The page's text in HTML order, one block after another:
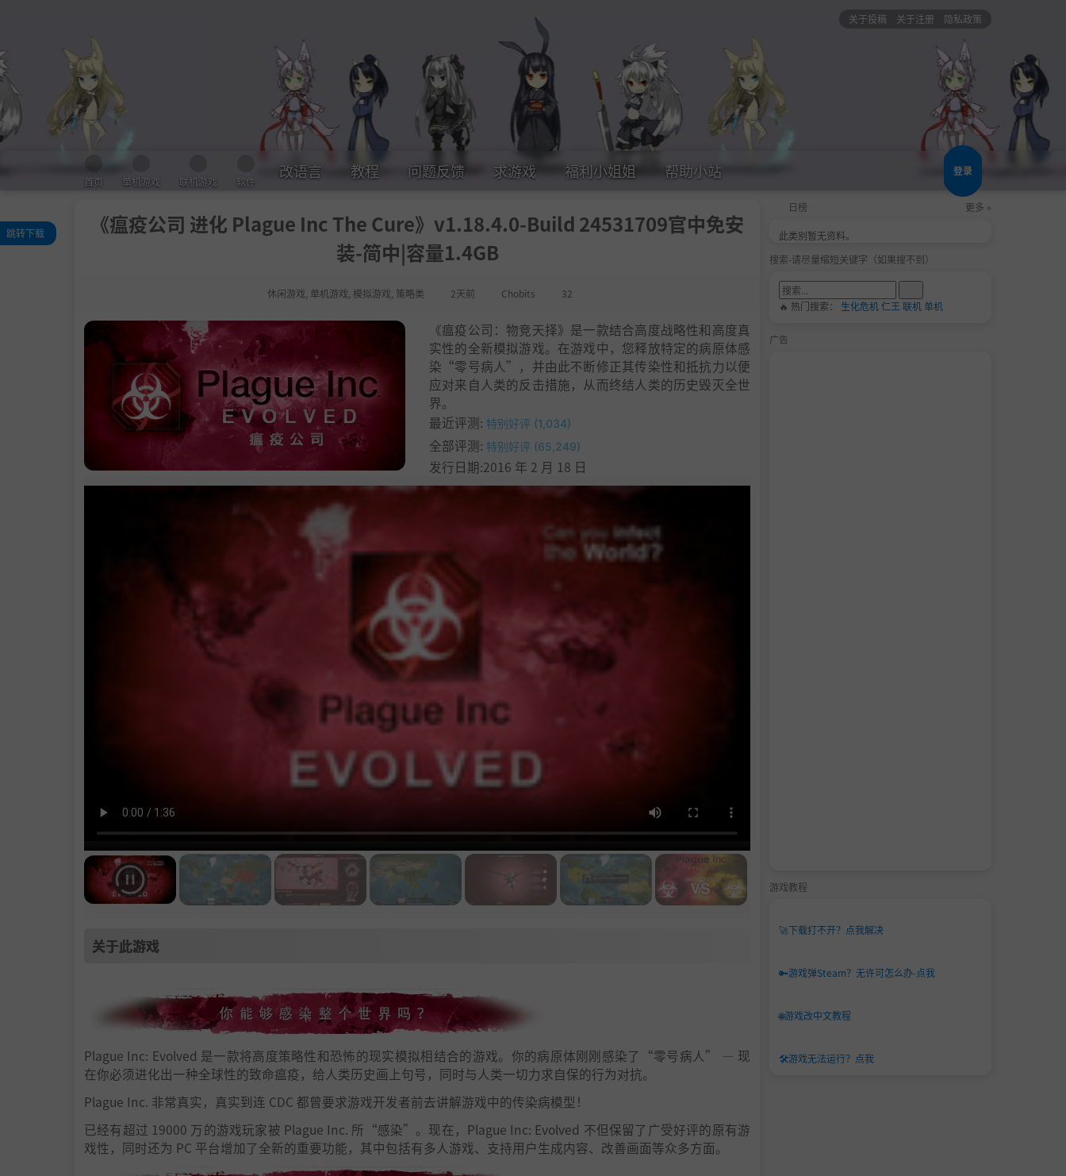
关于投稿 关于注册 隐私政策
首页 单机游戏 联机游戏 软件
改语言 教程 问题反馈 求游戏 福利小姐姐 帮助小站 登录
《瘟疫公司 进化 Plague Inc The Cure》v1.18.4.0-Build 24531709官中免安
装-简中|容量1.4GB
休闲游戏 单机游戏 模拟游戏 策略类 2天前 Chobits 32
跳转下载
《瘟疫公司：物竞天择》是一款结合高度战略性和高度真
实性的全新模拟游戏。在游戏中，您释放特定的病原体感
染“零号病人”，并由此不断修正其传染性和抵抗力以便
应对来自人类的反击措施，从而终结人类的历史毁灭全世
界。
最近评测: 特别好评 (1,034)
全部评测: 特别好评 (65,249)
发行日期:2016 年 2 月 18 日
关于此游戏
Plague Inc: Evolved 是一款将高度策略性和恐怖的现实模拟相结合的游戏。你的病原体刚刚感染了“零号病人” — 现
在你必须进化出一种全球性的致命瘟疫，给人类历史画上句号，同时与人类一切力求自保的行为对抗。
Plague Inc. 非常真实，真实到连 CDC 都曾要求游戏开发者前去讲解游戏中的传染病模型！
已经有超过 19000 万的游戏玩家被 Plague Inc. 所“感染”。现在，Plague Inc: Evolved 不但保留了广受好评的原有游
戏性，同时还为 PC 平台增加了全新的重要功能，其中包括有多人游戏、支持用户生成内容、改善画面等众多方面。
日榜 更多 »
此类别暂无资料。
搜索-请尽量缩短关键字（如果搜不到）
🔥 热门搜索： 生化危机仁王 联机单机
广告
游戏教程
🚀下载打不开？点我解决
🔑游戏弹Steam？无许可怎么办-点我
🌐游戏改中文教程
🛠️游戏无法运行？点我